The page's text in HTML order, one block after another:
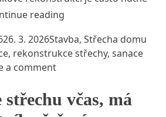
reading
26. 3. 2026Posted in
Stavba, Střecha domu
, rekonstrukce střechy, sanace
a commenton Sanace střechy s
včas, má